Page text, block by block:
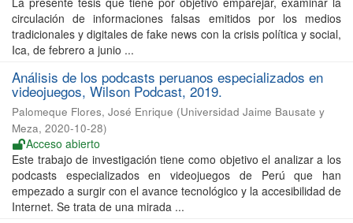
circulación de informaciones falsas emitidos por los medios
tradicionales y digitales de fake news con la crisis política y social,
Ica, de febrero a junio ...
Análisis de los podcasts peruanos especializados en
videojuegos, Wilson Podcast, 2019.
Palomeque Flores, José Enrique (Universidad Jaime Bausate y
Meza, 2020-10-28)
Acceso abierto
Este trabajo de investigación tiene como objetivo el analizar a los
podcasts especializados en videojuegos de Perú que han
empezado a surgir con el avance tecnológico y la accesibilidad de
Internet. Se trata de una mirada ...